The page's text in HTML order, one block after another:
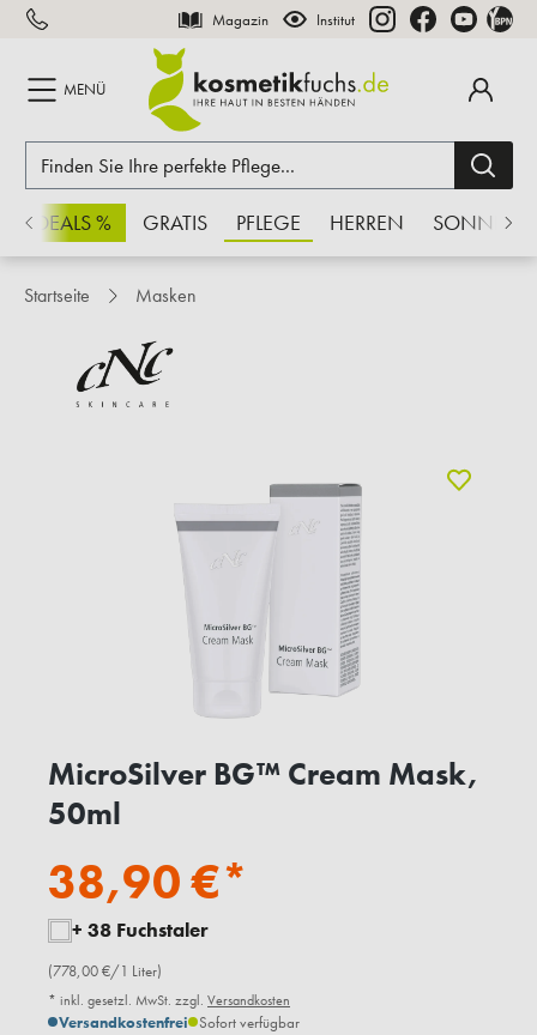
springen Magazin Institut
MENÜ
% GRATIS PFLEGE HERREN SONNE
Startseite Masken
MicroSilver BG™ Cream Mask,
50ml
38,90 €*
+ 38 Fuchstaler
(778,00 €/1 Liter)
* inkl. gesetzl. MwSt. zzgl. Versandkosten
Versandkostenfrei Sofort verfügbar